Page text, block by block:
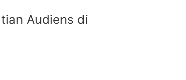
Audiens di